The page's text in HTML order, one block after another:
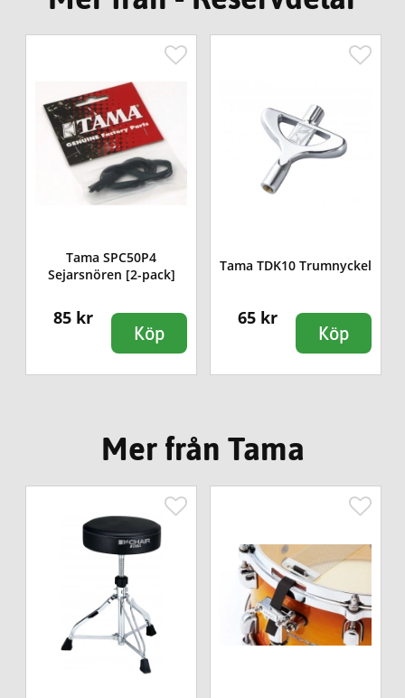
Tama SPC50P4
Sejarsnören [2-pack]
85 kr
Köp
Tama TDK10 Trumnyckel
65 kr
Köp
Mer från Tama